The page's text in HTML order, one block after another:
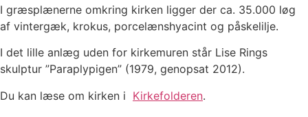
I græsplænerne omkring kirken ligger der ca. 35.000 løg
af vintergæk, krokus, porcelænshyacint og påskelilje.
I det lille anlæg uden for kirkemuren står Lise Rings
skulptur ”Paraplypigen” (1979, genopsat 2012).
Du kan læse om kirken i Kirkefolderen.